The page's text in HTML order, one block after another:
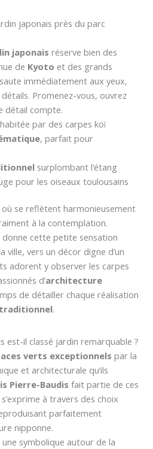
japonais près du parc
japonais réserve bien des
de Kyoto et des grands
immédiatement aux yeux,
Promenez-vous, ouvrez
détail compte.
par des carpes koï
, parfait pour
surplombant l’étang
pour les oiseaux toulousains
se reflètent harmonieusement
à la contemplation.
donne cette petite sensation
ville, vers un décor digne d’un
adorent y observer les carpes
d’architecture
de détailler chaque réalisation
.
est-il classé jardin remarquable ?
verts exceptionnels par la
et architecturale qu’ils
Pierre-Baudis fait partie de ces
s’exprime à travers des choix
parfaitement
nipponne.
symbolique autour de la